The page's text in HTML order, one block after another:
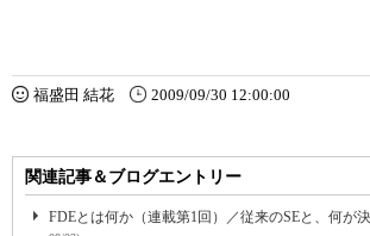
福盛田 結花 2009/09/30 12:00:00
関連記事＆ブログエントリー
FDEとは何か（連載第1回）／従来のSEと、何が